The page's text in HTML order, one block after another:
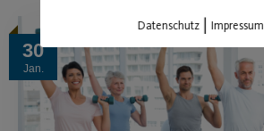
30
Jan.
Datenschutz| Impressum